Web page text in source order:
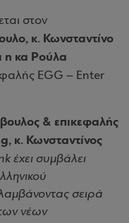
στον
κ. Κωνσταντίνο
η κα Ρούλα
EGG – Enter
& επικεφαλής
κ. Κωνσταντίνος
έχει συμβάλει
σειρά
νέων